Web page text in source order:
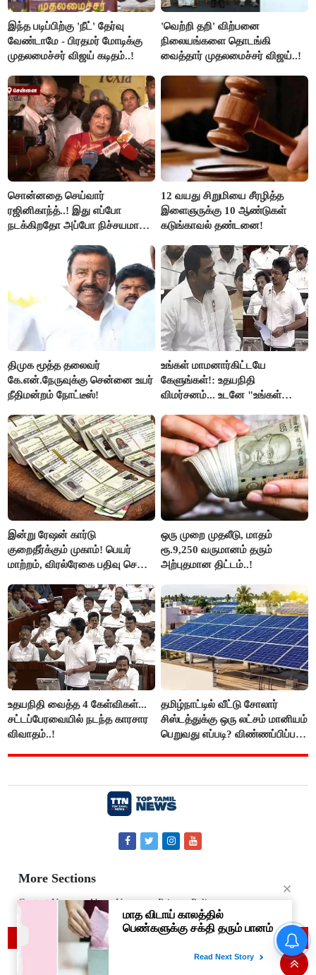
இந்த படிப்பிற்கு 'நீட்' தேர்வு
வேண்டாமே - பிரதமர் மோடிக்கு
முதலமைச்சர் விஜய் கடிதம்..!
'வெற்றி தறி' விற்பனை
நிலையங்களை தொடங்கி
வைத்தார் முதலமைச்சர் விஜய்..!
சொன்னதை செய்வார்
ரஜினிகாந்த்..! இது எப்போ
நடக்கிறதோ அப்போ நிச்சயமாக
ரஜினிகாந்த்..!
12 வயது சிறுமியை சீரழித்த
இளைஞருக்கு 10 ஆண்டுகள்
கடுங்காவல் தண்டனை!
திமுக மூத்த தலைவர்
கே.என்.நேருவுக்கு சென்னை உயர்
நீதிமன்றம் நோட்டீஸ்!
உங்கள் மாமனார்கிட்டயே
கேளுங்கள்!: உதயநிதி
விமர்சனம்... உடனே "உங்கள்
ஆதவ் அர்ஜுனா பதிலடி!
இன்று ரேஷன் கார்டு
குறைதீர்க்கும் முகாம்! பெயர்
மாற்றம், விரல்ரேகை பதிவு செய்ய
ஒரு முறை முதலீடு, மாதம்
ரூ.9,250 வருமானம் தரும்
அற்புதமான திட்டம்..!
உதயநிதி வைத்த 4 கேள்விகள்...
சட்டப்பேரவையில் நடந்த காரசார
விவாதம்..!
தமிழ்நாட்டில் வீட்டு சோலார்
சிஸ்டத்துக்கு ஒரு லட்சம் மானியம்
பெறுவது எப்படி? விண்ணப்பிப்பது
More Sections
Contact Us About Us Privacy Policy
© 2019 Top Tamil News